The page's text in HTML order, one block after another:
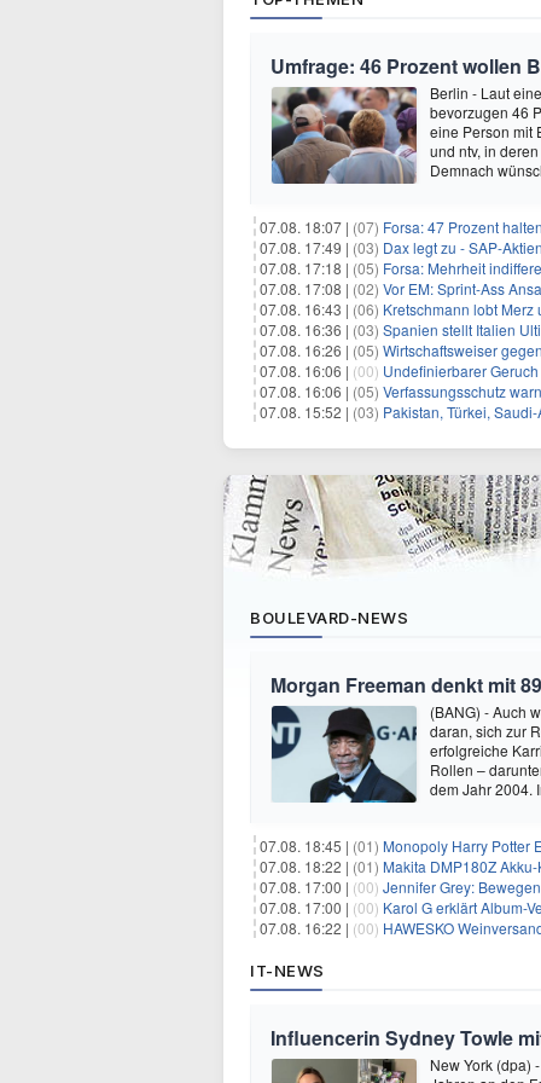
Umfrage: 46 Prozent wollen
Berlin - Laut
bevorzugen 46
eine Person mit
und ntv, in
Demnach
07.08. 18:07 | (07) Forsa: 47 Prozent
07.08. 17:49 | (03) Dax legt zu - SAP-
07.08. 17:18 | (05) Forsa: Mehrheit
07.08. 17:08 | (02) Vor EM: Sprint-Ass
07.08. 16:43 | (06) Kretschmann lobt Merz
07.08. 16:36 | (03) Spanien stellt Italien
07.08. 16:26 | (05) Wirtschaftsweiser
07.08. 16:06 | (00) Undefinierbarer
07.08. 16:06 | (05) Verfassungsschutz
07.08. 15:52 | (03) Pakistan, Türkei,
BOULEVARD-NEWS
Morgan Freeman denkt mit
(BANG) - Auch
daran, sich zur
erfolgreiche
Rollen –
dem Jahr 2004.
07.08. 18:45 | (01) Monopoly Harry Potter
07.08. 18:22 | (01) Makita DMP180Z
07.08. 17:00 | (00) Jennifer Grey:
07.08. 17:00 | (00) Karol G erklärt Album-
07.08. 16:22 | (00) HAWESKO
IT-NEWS
Influencerin Sydney Towle
New York (dpa)